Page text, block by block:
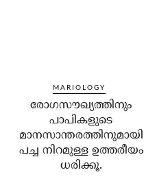
MARIOLOGY
രോഗസൗഖ്യത്തിനും
പാപികളുടെ
മാനസാന്തരത്തിനുമായി
പച്ച നിറമുള്ള ഉത്തരീയം
ധരിക്കൂ.